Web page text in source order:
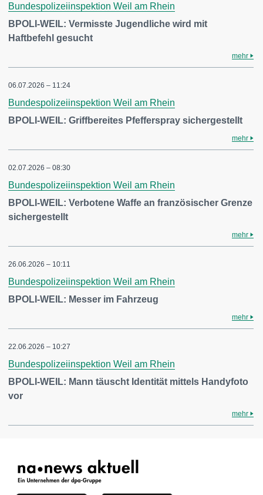
Bundespolizeiinspektion Weil am Rhein
BPOLI-WEIL: Vermisste Jugendliche wird mit
Haftbefehl gesucht
mehr
06.07.2026 – 11:24
Bundespolizeiinspektion Weil am Rhein
BPOLI-WEIL: Griffbereites Pfefferspray sichergestellt
mehr
02.07.2026 – 08:30
Bundespolizeiinspektion Weil am Rhein
BPOLI-WEIL: Verbotene Waffe an französischer Grenze
sichergestellt
mehr
26.06.2026 – 10:11
Bundespolizeiinspektion Weil am Rhein
BPOLI-WEIL: Messer im Fahrzeug
mehr
22.06.2026 – 10:27
Bundespolizeiinspektion Weil am Rhein
BPOLI-WEIL: Mann täuscht Identität mittels Handyfoto
vor
mehr